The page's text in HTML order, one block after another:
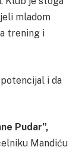
mladom
trening i
i da
Pudar”,
Mandiću